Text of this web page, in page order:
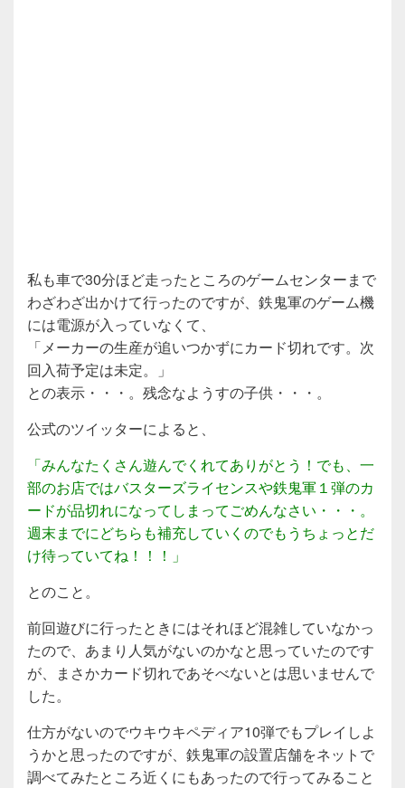
私も車で30分ほど走ったところのゲームセンターまで
わざわざ出かけて行ったのですが、鉄鬼軍のゲーム機
には電源が入っていなくて、
「メーカーの生産が追いつかずにカード切れです。次
回入荷予定は未定。」
との表示・・・。残念なようすの子供・・・。
公式のツイッターによると、
「みんなたくさん遊んでくれてありがとう！でも、一
部のお店ではバスターズライセンスや鉄鬼軍１弾のカ
ードが品切れになってしまってごめんなさい・・・。
週末までにどちらも補充していくのでもうちょっとだ
け待っていてね！！！」
とのこと。
前回遊びに行ったときにはそれほど混雑していなかっ
たので、あまり人気がないのかなと思っていたのです
が、まさかカード切れであそべないとは思いませんで
した。
仕方がないのでウキウキペディア10弾でもプレイしよ
うかと思ったのですが、鉄鬼軍の設置店舗をネットで
調べてみたところ近くにもあったので行ってみること